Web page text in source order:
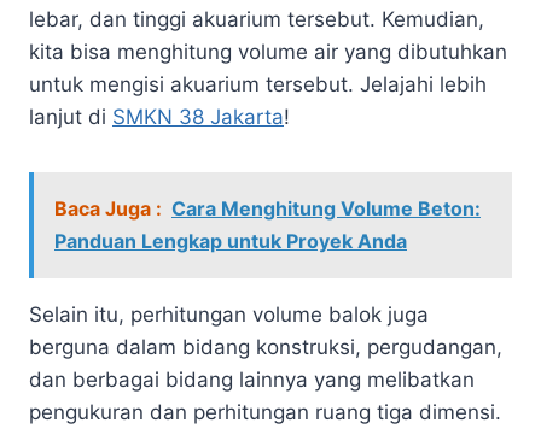
lebar, dan tinggi akuarium tersebut. Kemudian,
kita bisa menghitung volume air yang dibutuhkan
untuk mengisi akuarium tersebut. Jelajahi lebih
lanjut di SMKN 38 Jakarta!
Baca Juga : Cara Menghitung Volume Beton:
Panduan Lengkap untuk Proyek Anda
Selain itu, perhitungan volume balok juga
berguna dalam bidang konstruksi, pergudangan,
dan berbagai bidang lainnya yang melibatkan
pengukuran dan perhitungan ruang tiga dimensi.